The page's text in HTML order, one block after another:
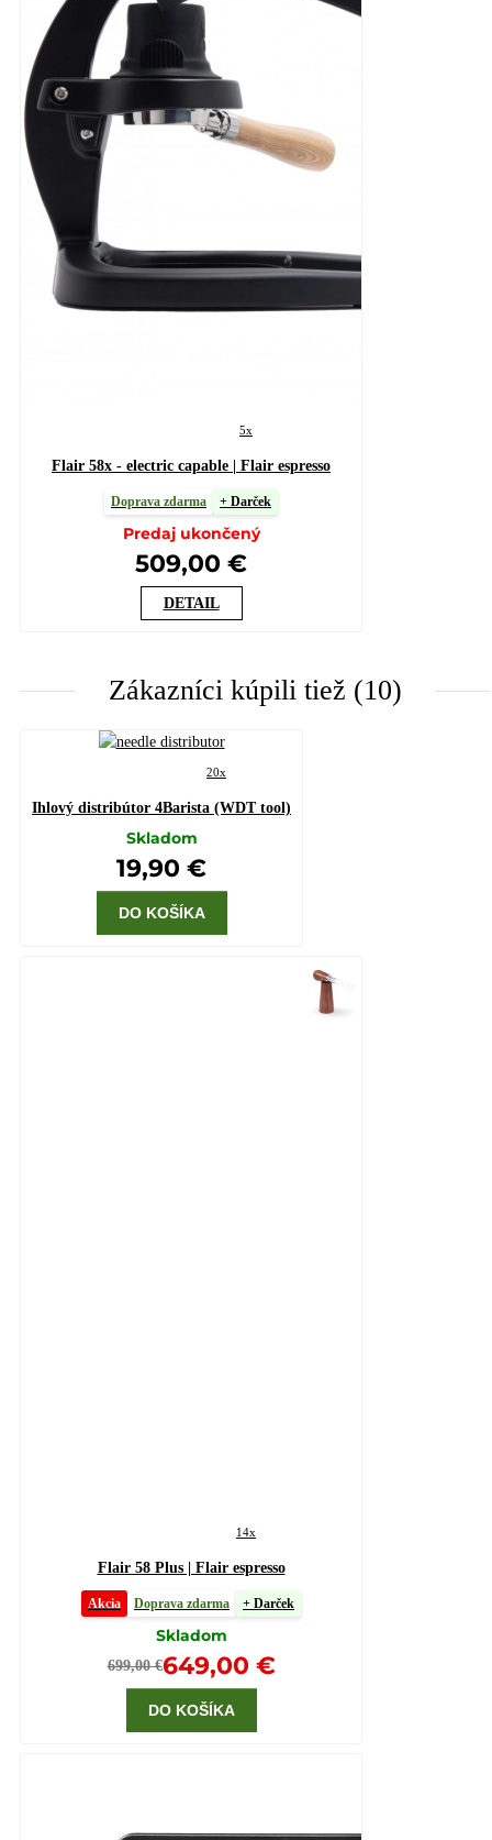
5x
Flair 58x - electric capable | Flair espresso
Doprava zdarma + Darček
Predaj ukončený
509,00 €
DETAIL
Zákazníci kúpili tiež (10)
20x
Ihlový distribútor 4Barista (WDT tool)
Skladom
19,90 €
DO KOŠÍKA
14x
Flair 58 Plus | Flair espresso
Akcia Doprava zdarma + Darček
Skladom
699,00 €649,00 €
DO KOŠÍKA